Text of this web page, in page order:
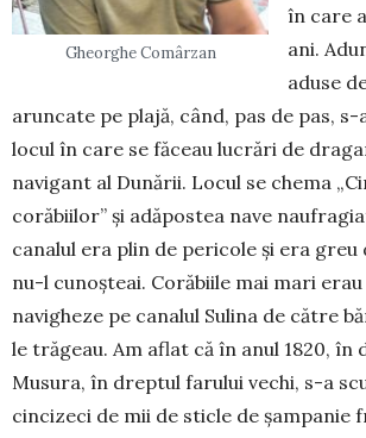
Gheorghe Comârzan
în care
ani.
aduse
aruncate pe plajă, când, pas de pas,
locul în care se făceau lucrări de
navigant al Dunării. Locul se che­ma
corăbiilor” și adăpostea nave
canalul era plin de pericole și era greu
nu-l cunoșteai. Co­ră­biile mai mari
navigheze pe canalul Sulina de către
le trăgeau. Am aflat că în anul 1820, în
Musura, în dreptul farului vechi, s-a
cincizeci de mii de sticle de șam­panie